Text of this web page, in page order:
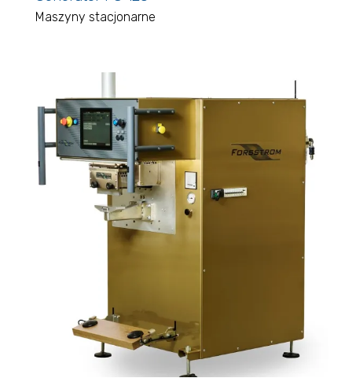
Maszyny stacjonarne